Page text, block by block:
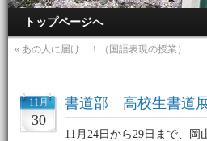
トップページへ
« あの人に届け…！（国語表現の授業）
11月
30
書道部 高校生書道展
11月24日から29日まで、